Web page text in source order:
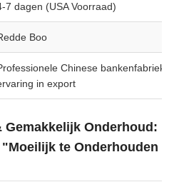
7 dagen (USA Voorraad)
Boo
Chinese bankenfabriek
in export
Gemakkelijk Onderhoud:
te Onderhouden